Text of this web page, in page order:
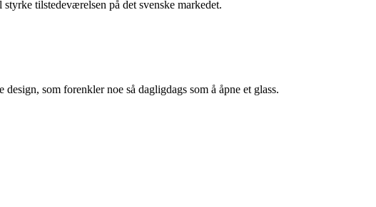
tilstedeværelsen på det svenske markedet.
som forenkler noe så dagligdags som å åpne et glass.